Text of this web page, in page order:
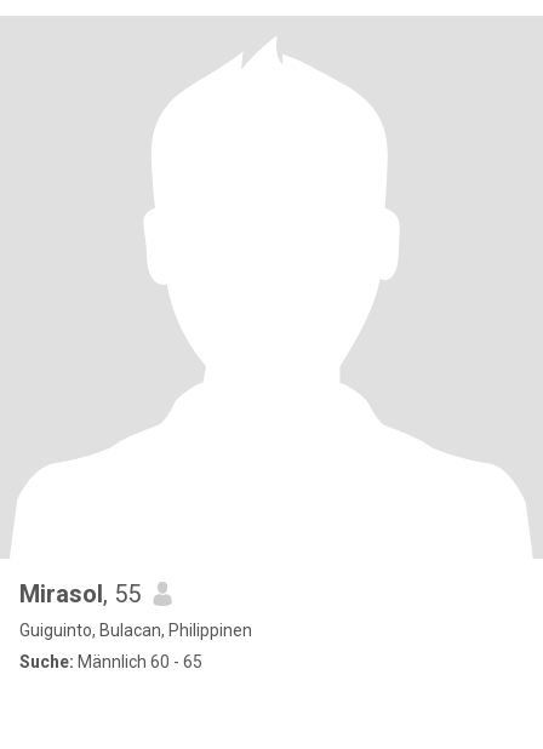
Mirasol, 55
Guiguinto, Bulacan, Philippinen
Suche: Männlich 60 - 65